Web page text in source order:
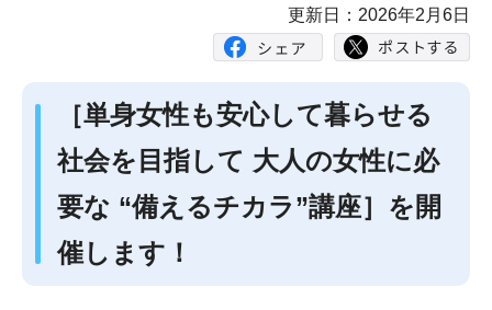
更新日：2026年2月6日
［単身女性も安心して暮らせる
社会を目指して 大人の女性に必
要な “備えるチカラ”講座］を開
催します！